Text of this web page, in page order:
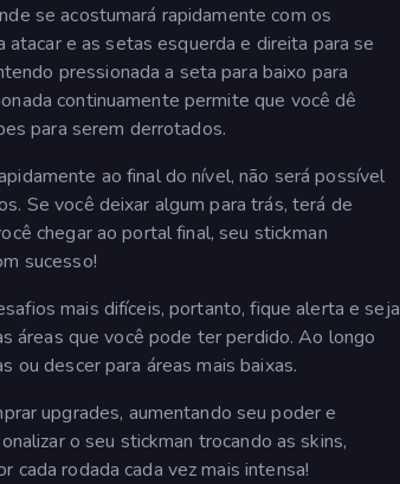
se acostumará rapidamente com os
e as setas esquerda e direita para se
pressionada a seta para baixo para
continuamente permite que você dê
para serem derrotados.
ao final do nível, não será possível
Se você deixar algum para trás, terá de
chegar ao portal final, seu stickman
sucesso!
mais difíceis, portanto, fique alerta e seja
áreas que você pode ter perdido. Ao longo
ou descer para áreas mais baixas.
upgrades, aumentando seu poder e
o seu stickman trocando as skins,
cada rodada cada vez mais intensa!